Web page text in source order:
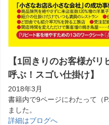
【1回きりのお客様が
呼ぶ！スゴい仕掛け】
2018年3月
書籍内で9ページにわたって（
ました。
詳細はブログへ